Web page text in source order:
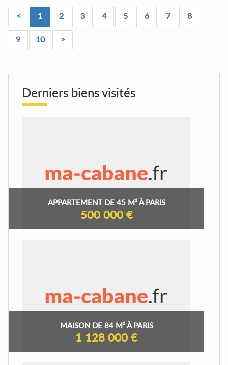
< 1 2 3 4 5 6 7 8
9 10 >
Derniers biens visités
APPARTEMENT DE 45 M² À PARIS
500 000 €
MAISON DE 84 M² À PARIS
1 128 000 €